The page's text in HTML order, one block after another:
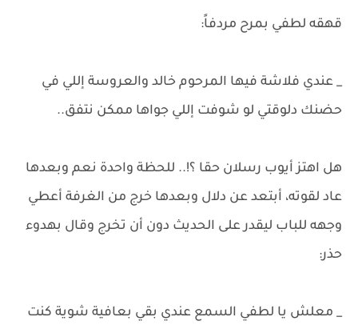
قهقه لطفي بمرح مردفاً:
_ عندي فلاشة فيها المرحوم خالد والعروسة إللي في
حضنك دلوقتي لو شوفت إللي جواها ممكن نتفق..
هل اهتز أيوب رسلان حقا ؟!.. للحظة واحدة نعم وبعدها
عاد لقوته، أبتعد عن دلال وبعدها خرج من الغرفة أعطي
وجهه للباب ليقدر على الحديث دون أن تخرج وقال بهدوء
حذر:
_ معلش يا لطفي السمع عندي بقي بعافية شوية كنت